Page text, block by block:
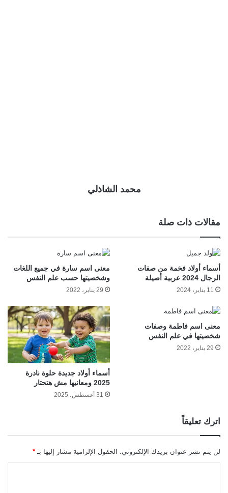
محمد الشاذلي
مقالات ذات صلة
أسماء أولاد فخمة من صفات
الرجال 2024 عربية أصيلة
11 يناير، 2024
معنى اسم سارة في جميع اللغات
وشخصيتها حسب علم النفس
29 يناير، 2022
معنى اسم فاطمة وصفات
شخصيتها في علم النفس
29 يناير، 2022
أسماء أولاد جديدة حلوة نادرة
2025 ومعانيها مش هتحتار
31 أغسطس، 2025
اترك تعليقاً
لن يتم نشر عنوان بريدك الإلكتروني. الحقول الإلزامية مشار إليها بـ *